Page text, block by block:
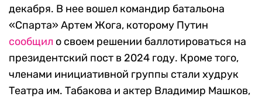
декабря. В нее вошел командир батальона
«Спарта» Артем Жога, которому Путин
сообщил о своем решении баллотироваться на
президентский пост в 2024 году. Кроме того,
членами инициативной группы стали худрук
Театра им. Табакова и актер Владимир Машков,